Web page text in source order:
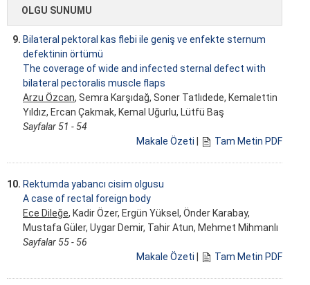
OLGU SUNUMU
9. Bilateral pektoral kas flebi ile geniş ve enfekte sternum
defektinin örtümü
The coverage of wide and infected sternal defect with
bilateral pectoralis muscle flaps
Arzu Özcan, Semra Karşıdağ, Soner Tatlıdede, Kemalettin
Yıldız, Ercan Çakmak, Kemal Uğurlu, Lütfü Baş
Sayfalar 51 - 54
Makale Özeti
Tam Metin PDF
10. Rektumda yabancı cisim olgusu
A case of rectal foreign body
Ece Dileğe, Kadir Özer, Ergün Yüksel, Önder Karabay,
Mustafa Güler, Uygar Demir, Tahir Atun, Mehmet Mihmanlı
Sayfalar 55 - 56
Makale Özeti
Tam Metin PDF